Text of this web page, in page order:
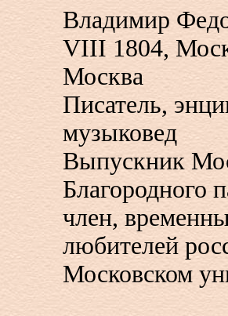
Владимир
VIII 1804,
Москва
Писатель,
музыковед
Выпускник
Благородного
член,
любителей
Московском